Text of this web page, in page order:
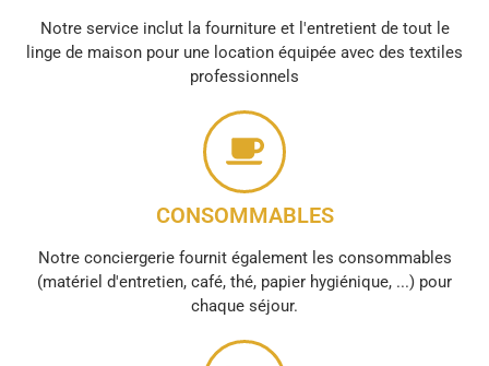
Notre service inclut la fourniture et l'entretient de tout le
linge de maison pour une location équipée avec des textiles
professionnels
CONSOMMABLES
Notre conciergerie fournit également les consommables
(matériel d'entretien, café, thé, papier hygiénique, ...) pour
chaque séjour.